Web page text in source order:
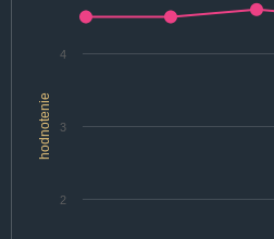
hodnotenie
2
3
4